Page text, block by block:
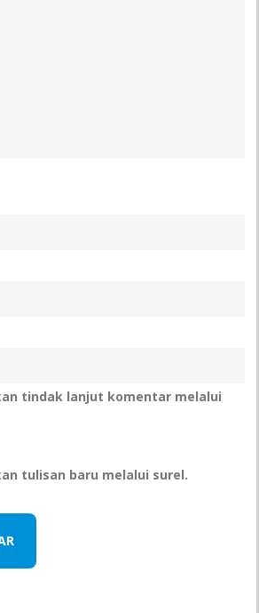
tindak lanjut komentar melalui
tulisan baru melalui surel.